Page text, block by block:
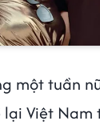
một tuần
lại Việt